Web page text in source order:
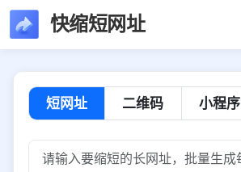
快缩短网址
短网址 二维码 小程序